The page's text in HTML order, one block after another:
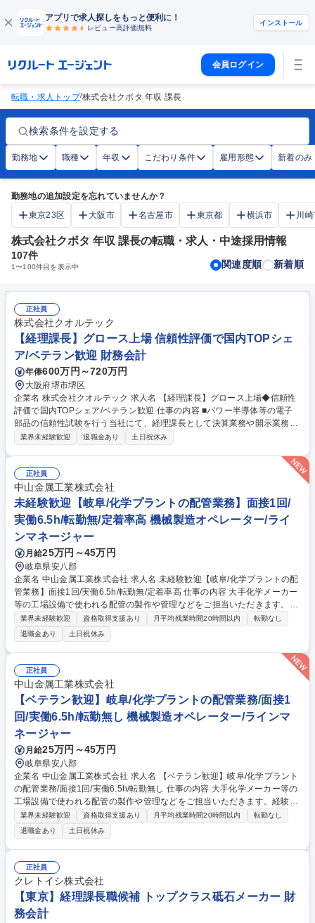
アプリで求人探しをもっと便利に！
レビュー高評価無料
インストール
会員ログイン
転職・求人トップ/株式会社クボタ 年収 課長
検索条件を設定する
勤務地 職種 年収 こだわり条件 雇用形態 新着のみ
勤務地の追加設定を忘れていませんか？
東京23区
大阪市 名古屋市 東京都 横浜市 川
株式会社クボタ 年収 課長の転職・求人・中途採用情報
107件
1〜100件目を表示中 関連度順 新着順
正社員
株式会社クオルテック
【経理課長】グロース上場 信頼性評価で国内TOPシェ
ア/ベテラン歓迎 財務会計
年俸600万円～720万円
大阪府堺市堺区
企業名 株式会社クオルテック 求人名 【経理課長】グロース上場◆信頼性
評価で国内TOPシェア/ベテラン歓迎 仕事の内容 ■パワー半導体等の電子
部品の信頼性試験を行う当社にて、経理課長として決算業務や開示業務を
中心にお任せします。上場後のさらなる企業成長に向け、M＆Aや子会社
務（月次・四半期・年次・連結） ・有価証券報告書など開示資料の作成
・税務業務、計算書類等の作成 ・原価計算、固定資産、債権債務の管理
募集職種 【経理課長】グロース上場◆信頼性評価で国内TOPシェア/ベテ
ラン歓迎
業界未経験歓迎 退職金あり 土日祝休み
正社員
中山金属工業株式会社
未経験歓迎【岐阜/化学プラントの配管業務】面接1回/
実働6.5h/転勤無/定着率高 機械製造オペレーター/ライ
ンマネージャー
月給25万円～45万円
岐阜県安八郡
企業名 中山金属工業株式会社 求人名 未経験歓迎【岐阜/化学プラントの配
管業務】面接1回/実働6.5h/転勤無/定着率高 仕事の内容 大手化学メーカー
等の工場設備で使われる配管の製作や管理などをご担当いただきます。最
初は簡単な作業から始めていただきますのでご安心ください。未経験から
スタート先輩社員も多いので丁寧に指導します◎ 状況により作業を外注に
お任せして、業務量を調整しています。 そのため突発的な対応はほとんど
なく、残業は月5時間程度と働きやすい環境を保っています。まれに突発
的な依頼で休日出勤した場合は、別途振替休日を取って頂きます。【教育
体制】熟練の社員が丁寧にサポート致します。図面の読み方や溶接技術が
身に着くほか、各種資格や国家資格取得も支援している為、手に職が付け
られます。 募集職種 未経験歓迎【岐阜/化学プラントの配管業務】面接1
回/実働6.5h/転勤無/定着率高
業界未経験歓迎 資格取得支援あり 月平均残業時間20時間以内
転勤なし
退職金あり
土日祝休み
正社員
中山金属工業株式会社
【ベテラン歓迎】岐阜/化学プラントの配管業務/面接1
回/実働6.5h/転勤無し 機械製造オペレーター/ラインマ
ネージャー
月給25万円～45万円
岐阜県安八郡
企業名 中山金属工業株式会社 求人名 【ベテラン歓迎】岐阜/化学プラント
の配管業務/面接1回/実働6.5h/転勤無し 仕事の内容 大手化学メーカー等の
工場設備で使われる配管の製作や管理などをご担当いただきます。経験に
応じてキャリアをスタートしていただきます。製造業での経験を活かして
ご活躍いただける環境です。 状況により作業を外注にお任せして、業務量
を調整しています。 そのため突発的な対応はほとんどなく、残業は月5時
間程度と働きやすい環境を保っています。まれに突発的な依頼で休日出勤
した場合は、別途振替休日を取って頂きます。【教育体制】熟練の社員が
丁寧にサポート致します。図面の読み方や溶接技術が身に着くほか、各種
資格や国家資格取得も支援している為、手に職が付けられます。 募集職種
【ベテラン歓迎】岐阜/化学プラントの配管業務/面接1回/実働6.5h/転勤無
し
業界未経験歓迎 資格取得支援あり 月平均残業時間20時間以内
転勤なし
退職金あり
土日祝休み
正社員
クレトイシ株式会社
【東京】経理課長職候補 トップクラス砥石メーカー 財
務会計